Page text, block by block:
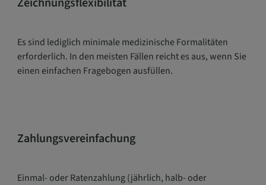
Es sind lediglich minimale medizinische Formalitäten
erforderlich. In den meisten Fällen reicht es aus, wenn Sie
einen einfachen Fragebogen ausfüllen.
Zahlungsvereinfachung
Einmal- oder Ratenzahlung (jährlich, halb- oder